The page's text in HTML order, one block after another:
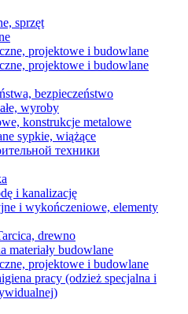
sprzęt
projektowe i budowlane
projektowe i budowlane
bezpieczeństwo
wyroby
konstrukcje metalowe
sypkie, wiążące
техники
i kanalizację
i wykończeniowe, elementy
drewno
materiały budowlane
projektowe i budowlane
pracy (odzież specjalna i